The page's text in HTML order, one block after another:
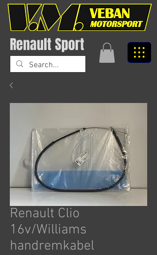
Renault Sport
Renault Clio
16v/Williams
handremkabel